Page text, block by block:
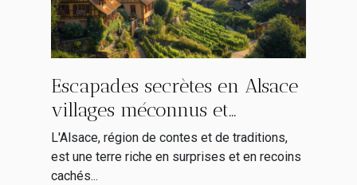
Escapades secrètes en Alsace
villages méconnus et
itinéraires alternatifs
L'Alsace, région de contes et de traditions,
est une terre riche en surprises et en recoins
cachés...